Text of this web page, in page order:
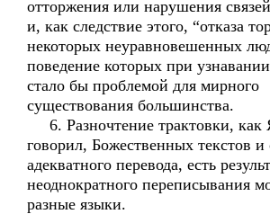
отторжения или нарушения
и, как следствие этого, “отказа
некоторых неуравновешенных
поведение которых при
стало бы проблемой для мирного
существования большинства.
6. Разночтение трактовки, как
говорил, Божественных текстов и
адекватного перевода, есть
неоднократного переписывания
разные языки.